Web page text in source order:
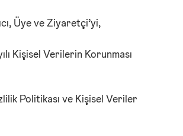
Üye ve Ziyaretçi’yi,
Kişisel Verilerin Korunması
Politikası ve Kişisel Veriler